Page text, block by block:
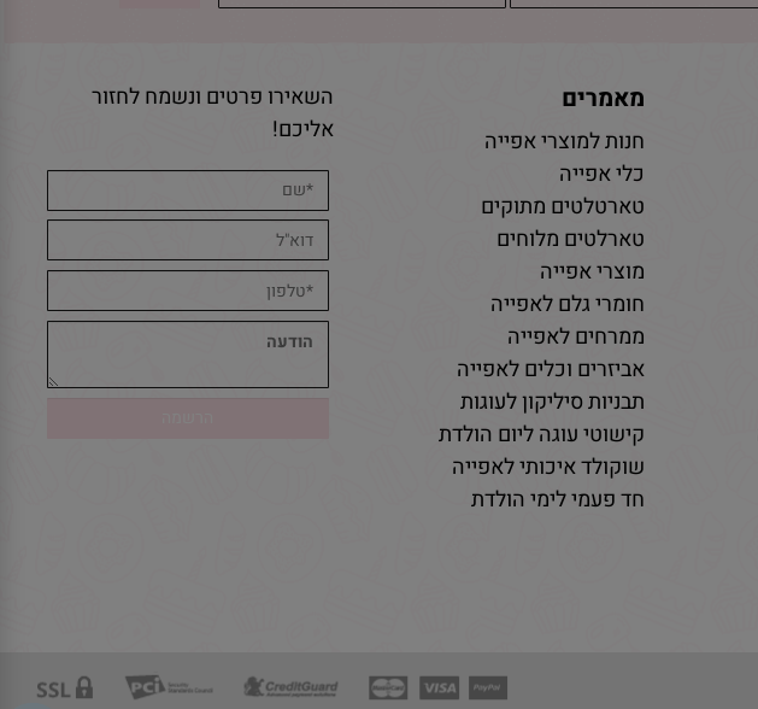
מאמרים
חנות למוצרי אפייה
כלי אפייה
טארטלטים מתוקים
טארלטים מלוחים
מוצרי אפייה
חומרי גלם לאפייה
ממרחים לאפייה
אביזרים וכלים לאפייה
תבניות סיליקון לעוגות
קישוטי עוגה ליום הולדת
שוקולד איכותי לאפייה
חד פעמי לימי הולדת
השאירו פרטים ונשמח לחזור
אליכם!